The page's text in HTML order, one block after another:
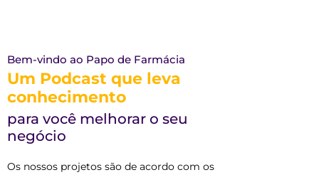
Bem-vindo ao Papo de Farmácia
Um Podcast que leva
conhecimento
para você melhorar o seu
negócio
Os nossos projetos são de acordo com os